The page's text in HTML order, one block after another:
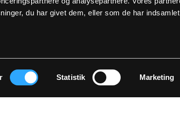
du har givet dem, eller som de har
Statistik Marketing
du at modtage vores nyhedsbrev og accepterer vores